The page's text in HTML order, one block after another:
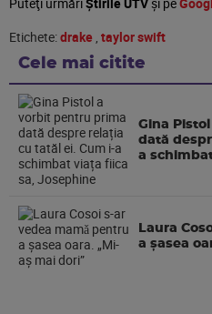
Etichete:drake , taylor swift
Cele mai citite
Gina
dată
a
Laura
a şasea